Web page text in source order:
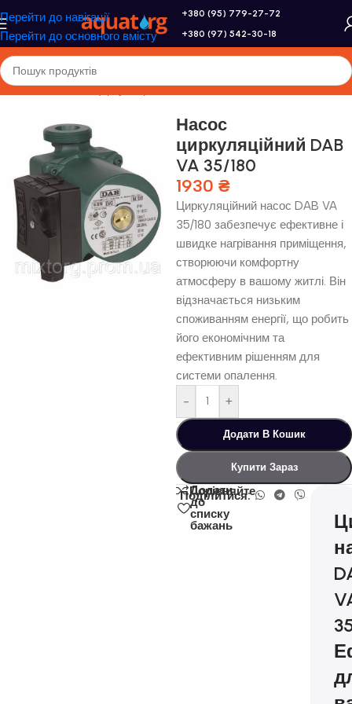
Перейти до навігації
Перейти до основного вмісту
+380 (95) 779-27-72
+380 (97) 542-30-18
Головна/Насоси/Циркуляційні насоси
Насос
циркуляційний DAB
VA 35/180
1930 ₴
Циркуляційний насос DAB VA
35/180 забезпечує ефективне і
швидке нагрівання приміщення,
створюючи комфортну
атмосферу в вашому житлі. Він
відзначається низьким
споживанням енергії, що робить
його економічним та
ефективним рішенням для
системи опалення.
-
+
Додати В Кошик
Купити Зараз
Порівняйте
Додати
до
списку
бажань
Поділитися: